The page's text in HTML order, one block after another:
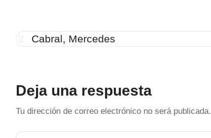
Cabral, Mercedes
Deja una respuesta
Tu dirección de correo electrónico no será publicada.